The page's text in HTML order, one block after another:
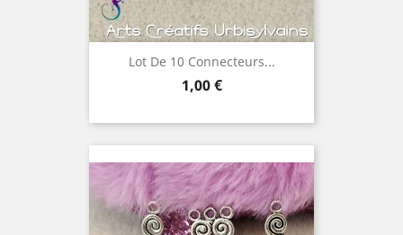
Lot De 10 Connecteurs...
Prix
1,00 €